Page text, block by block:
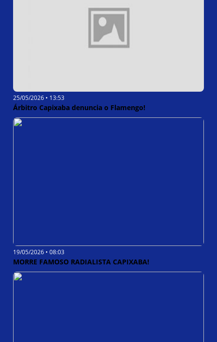
25/05/2026 • 13:53
Árbitro Capixaba denuncia o Flamengo!
19/05/2026 • 08:03
MORRE FAMOSO RADIALISTA CAPIXABA!